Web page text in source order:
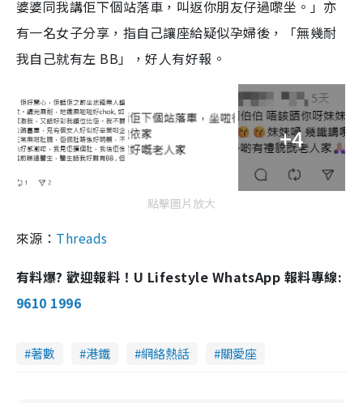
婆婆同我講佢下個站落車，叫返你朋友仔過嚟坐。」亦
有一名女子分享，指自己讓座給疑似孕婦後，「無幾耐
我自己就有左 BB」，好人有好報。
+4
點擊圖片放大
來源： Threads
有料爆? 歡迎報料！U Lifestyle WhatsApp 報料專線:
9610 1996
著數 港鐵 網絡熱話 關愛座